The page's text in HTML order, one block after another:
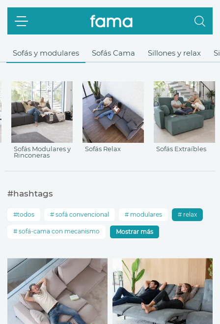
Sofás y modulares
Sofás Modulares y
Rinconeras
Sofás Relax Sofás Extraíbles
Sofás Cama Sillones y relax
#hashtags
todos sofá convencional modulares relax
sofá-cama con mecanismo Mostrar más